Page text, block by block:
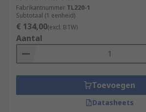
Fabrikantnummer TL220-1
Subtotaal (1 eenheid)
€ 134,00(excl. BTW)
Aantal
Toevoegen
Datasheets